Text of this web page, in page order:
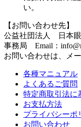
い。
【お問い合わせ先】
公益社団法人 日本
事務局 Email：
お問い合わせは、メ
各種マニュアル
よくあるご質問
特定商取引法に
お支払方法
プライバシーポ
お問い合わせ